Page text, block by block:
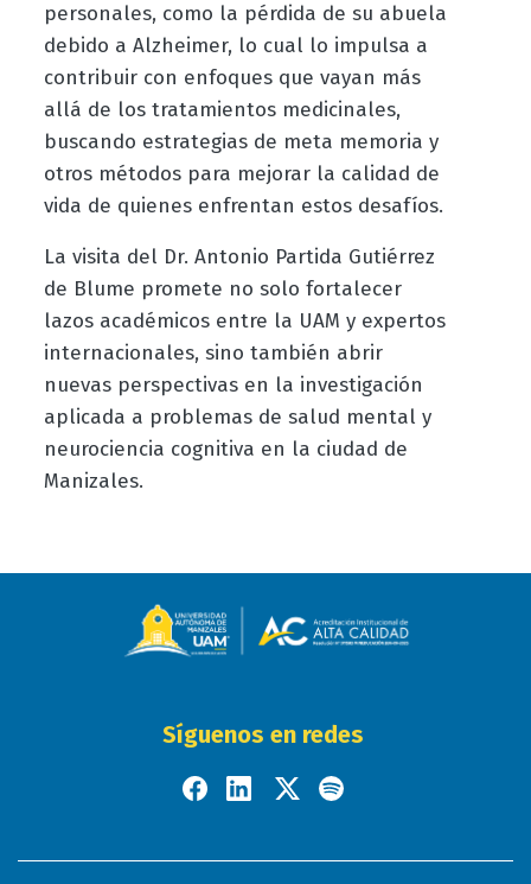
personales, como la pérdida de su abuela
debido a Alzheimer, lo cual lo impulsa a
contribuir con enfoques que vayan más
allá de los tratamientos medicinales,
buscando estrategias de meta memoria y
otros métodos para mejorar la calidad de
vida de quienes enfrentan estos desafíos.
La visita del Dr. Antonio Partida Gutiérrez
de Blume promete no solo fortalecer
lazos académicos entre la UAM y expertos
internacionales, sino también abrir
nuevas perspectivas en la investigación
aplicada a problemas de salud mental y
neurociencia cognitiva en la ciudad de
Manizales.
Síguenos en redes